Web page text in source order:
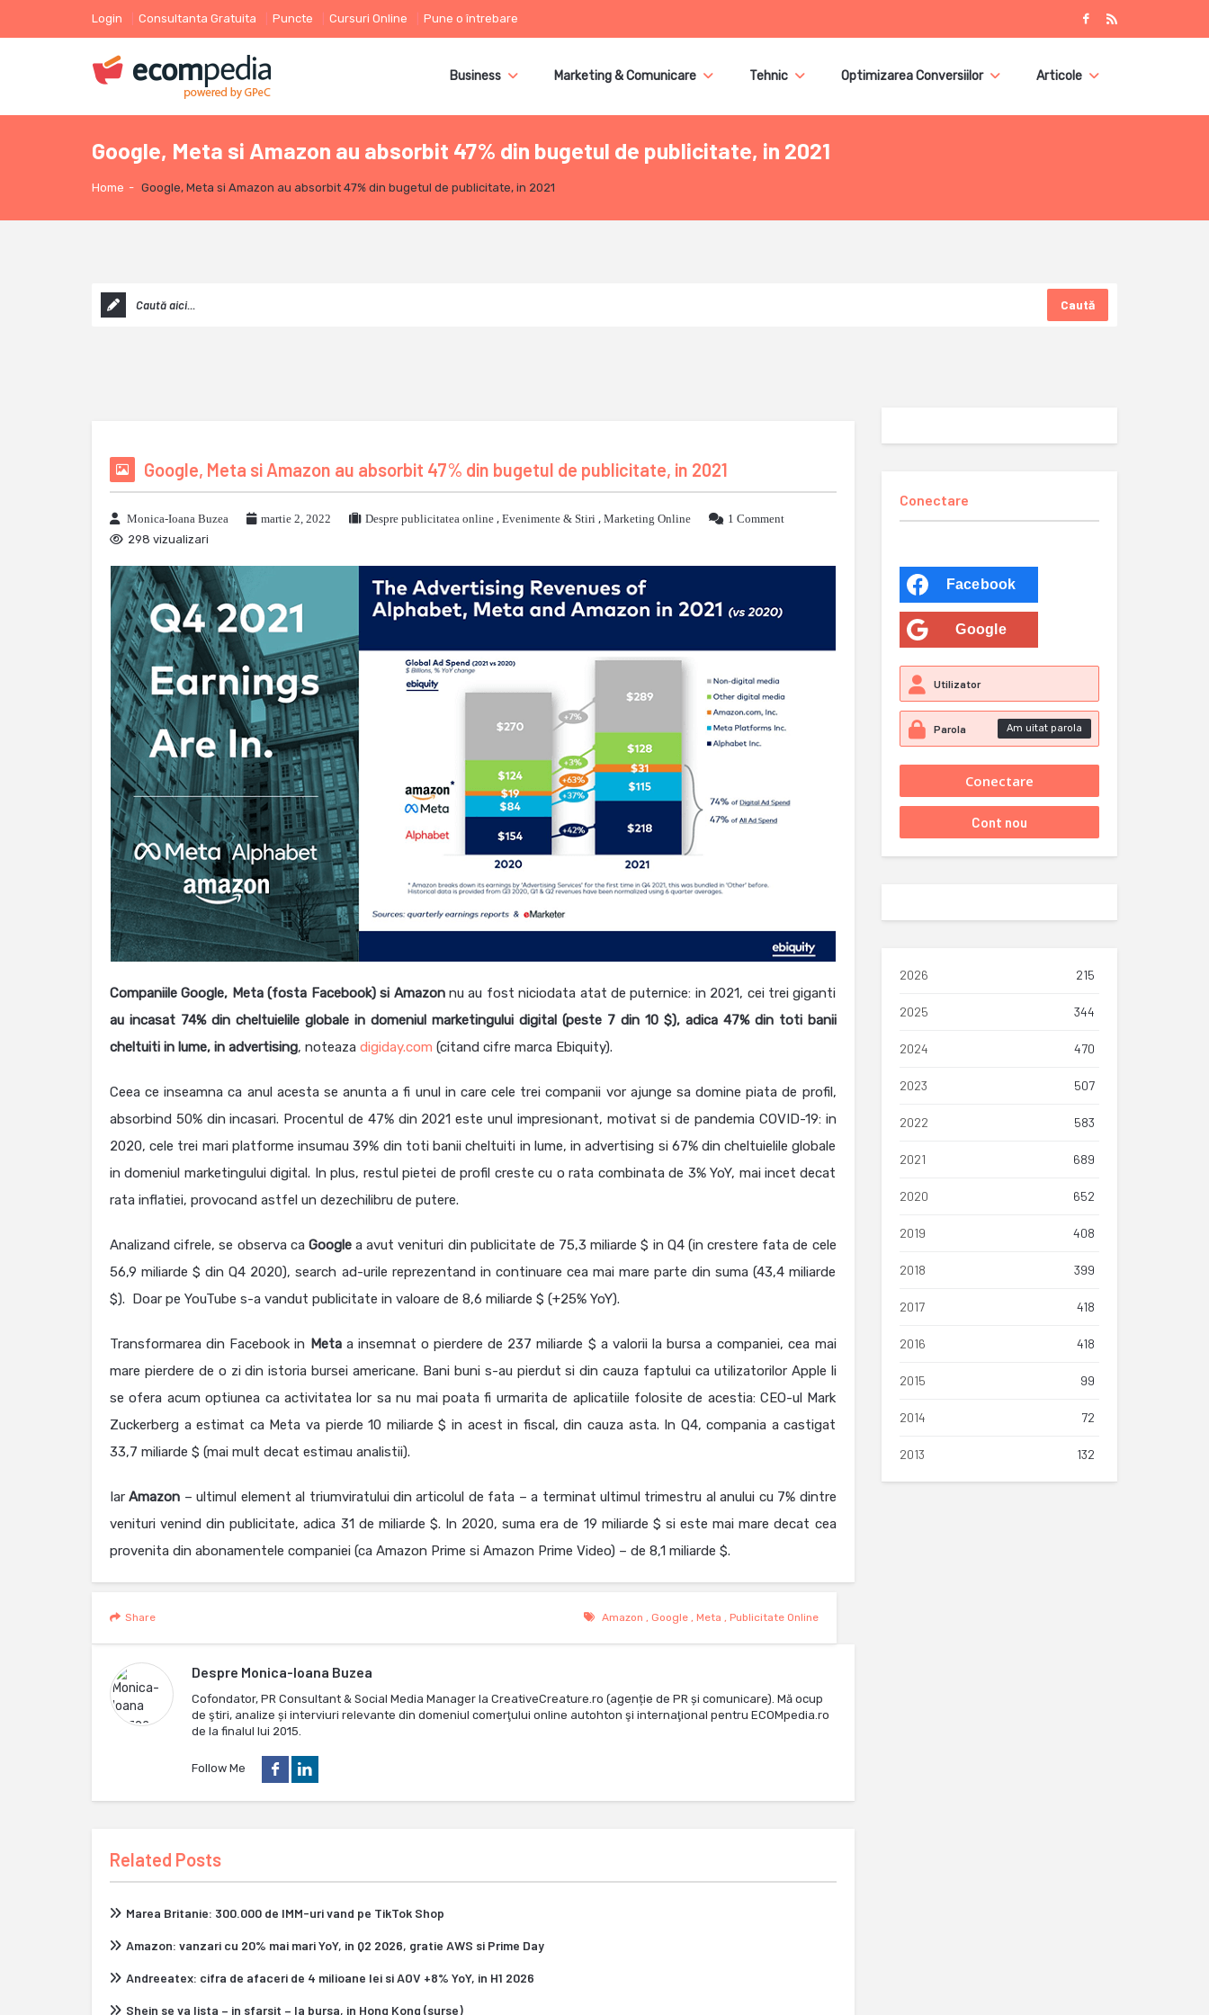
Login Consultanta Gratuita Puncte Cursuri Online Pune o întrebare
Business Marketing & Comunicare Tehnic Optimizarea Conversiilor Articole
Google, Meta si Amazon au absorbit 47% din bugetul de publicitate, in 2021
Home - Google, Meta si Amazon au absorbit 47% din bugetul de publicitate, in 2021
Caută
Google, Meta si Amazon au absorbit 47% din bugetul de publicitate, in 2021
Monica-Ioana Buzea martie 2, 2022 Despre publicitatea online , Evenimente & Stiri , Marketing Online
1 Comment
298 vizualizari
Companiile Google, Meta (fosta Facebook) si Amazonnu au fost niciodata atat de puternice: in 2021, cei trei giganti
au incasat 74% din cheltuielile globale in domeniul marketingului digital (peste 7 din 10 $), adica 47% din toti banii
cheltuiti in lume, in advertising, noteaza digiday.com (citand cifre marca Ebiquity).
Ceea ce inseamna ca anul acesta se anunta a fi unul in care cele trei companii vor ajunge sa domine piata de profil,
absorbind 50% din incasari. Procentul de 47% din 2021 este unul impresionant, motivat si de pandemia COVID-19: in
2020, cele trei mari platforme insumau 39% din toti banii cheltuiti in lume, in advertising si 67% din cheltuielile globale
in domeniul marketingului digital. In plus, restul pietei de profil creste cu o rata combinata de 3% YoY, mai incet decat
rata inflatiei, provocand astfel un dezechilibru de putere.
Analizand cifrele, se observa ca Googlea avut venituri din publicitate de 75,3 miliarde $ in Q4 (in crestere fata de cele
56,9 miliarde $ din Q4 2020), search ad-urile reprezentand in continuare cea mai mare parte din suma (43,4 miliarde
$). Doar pe YouTube s-a vandut publicitate in valoare de 8,6 miliarde $ (+25% YoY).
Transformarea din Facebook in Metaa insemnat o pierdere de 237 miliarde $ a valorii la bursa a companiei, cea mai
mare pierdere de o zi din istoria bursei americane. Bani buni s-au pierdut si din cauza faptului ca utilizatorilor Apple li
se ofera acum optiunea ca activitatea lor sa nu mai poata fi urmarita de aplicatiile folosite de acestia: CEO-ul Mark
Zuckerberg a estimat ca Meta va pierde 10 miliarde $ in acest in fiscal, din cauza asta. In Q4, compania a castigat
33,7 miliarde $ (mai mult decat estimau analistii).
IarAmazon – ultimul element al triumviratului din articolul de fata – a terminat ultimul trimestru al anului cu 7% dintre
venituri venind din publicitate, adica 31 de miliarde $. In 2020, suma era de 19 miliarde $ si este mai mare decat cea
provenita din abonamentele companiei (ca Amazon Prime si Amazon Prime Video) – de 8,1 miliarde $.
Amazon , Google, Meta , Publicitate Online
Share
Despre Monica-Ioana Buzea
Cofondator, PR Consultant & Social Media Manager la CreativeCreature.ro (agenție de PR și comunicare). Mă ocup
de ştiri, analize și interviuri relevante din domeniul comerţului online autohton şi internaţional pentru ECOMpedia.ro
de la finalul lui 2015.
Follow Me
Related Posts
Marea Britanie: 300.000 de IMM-uri vand pe TikTok Shop
Amazon: vanzari cu 20% mai mari YoY, in Q2 2026, gratie AWS si Prime Day
Andreeatex: cifra de afaceri de 4 milioane lei si AOV +8% YoY, in H1 2026
Shein se va lista – in sfarsit – la bursa, in Hong Kong (surse)
Conectare
Facebook
Google
Am uitat parola
2026 215
2025 344
2024 470
2023 507
2022 583
2021 689
2020 652
2019 408
2018 399
2017 418
2016 418
2015 99
2014 72
2013 132